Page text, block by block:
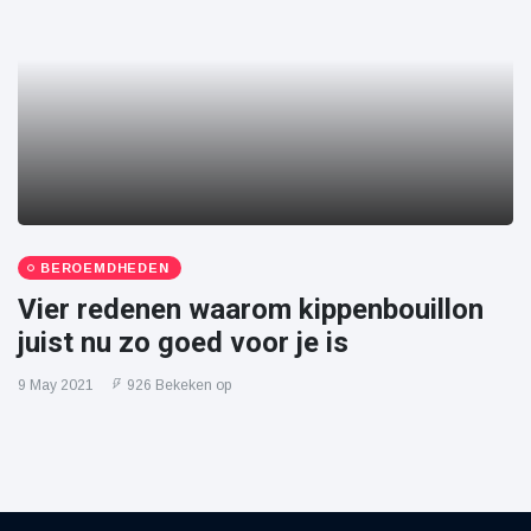
BEROEMDHEDEN
Vier redenen waarom kippenbouillon
juist nu zo goed voor je is
9 May 2021 926 Bekeken op